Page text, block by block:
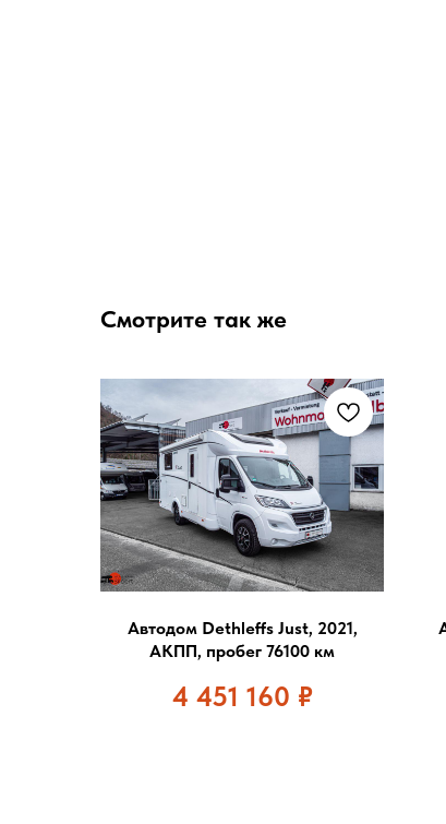
Смотрите так же
Автодом Dethleffs Just, 2021,
АКПП, пробег 76100 км
4 451 160 ₽